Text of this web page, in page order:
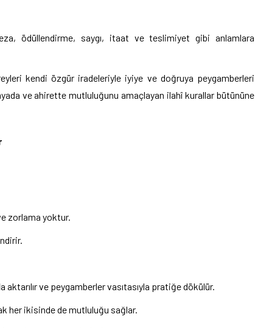
ödüllendirme, saygı, itaat ve teslimiyet gibi anlamlara
kendi özgür iradeleriyle iyiye ve doğruya peygamberleri
ve ahirette mutluluğunu amaçlayan ilahî kurallar bütününe
zorlama yoktur.
aktarılır ve peygamberler vasıtasıyla pratiğe dökülür.
her ikisinde de mutluluğu sağlar.